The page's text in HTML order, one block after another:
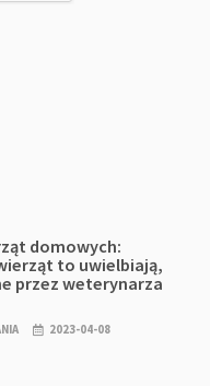
domowych:
to uwielbiają,
przez weterynarza
2023-04-08